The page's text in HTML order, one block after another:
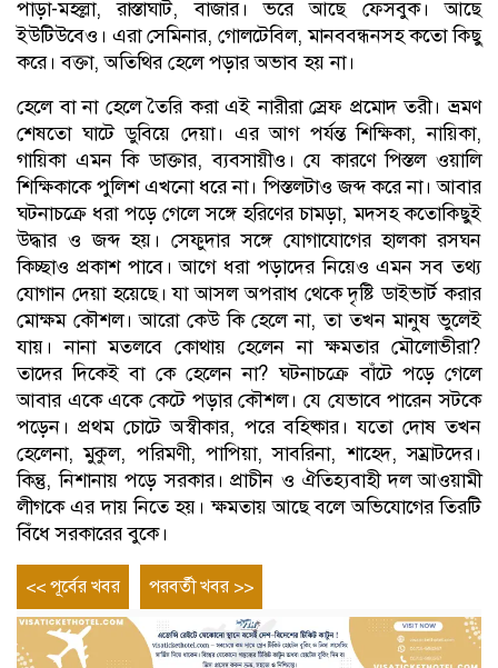
পাড়া-মহল্লা, রাস্তাঘাট, বাজার। ভরে আছে ফেসবুক। আছে
ইউটিউবেও। এরা সেমিনার, গোলটেবিল, মানববন্ধনসহ কতো কিছু
করে। বক্তা, অতিথির হেলে পড়ার অভাব হয় না।
হেলে বা না হেলে তৈরি করা এই নারীরা স্রেফ প্রমোদ তরী। ভ্রমণ
শেষতো ঘাটে ডুবিয়ে দেয়া। এর আগ পর্যন্ত শিক্ষিকা, নায়িকা,
গায়িকা এমন কি ডাক্তার, ব্যবসায়ীও। যে কারণে পিস্তল ওয়ালি
শিক্ষিকাকে পুলিশ এখনো ধরে না। পিস্তলটাও জব্দ করে না। আবার
ঘটনাচক্রে ধরা পড়ে গেলে সঙ্গে হরিণের চামড়া, মদসহ কতোকিছুই
উদ্ধার ও জব্দ হয়। সেফুদার সঙ্গে যোগাযোগের হালকা রসঘন
কিচ্ছাও প্রকাশ পাবে। আগে ধরা পড়াদের নিয়েও এমন সব তথ্য
যোগান দেয়া হয়েছে। যা আসল অপরাধ থেকে দৃষ্টি ডাইভার্ট করার
মোক্ষম কৌশল। আরো কেউ কি হেলে না, তা তখন মানুষ ভুলেই
যায়। নানা মতলবে কোথায় হেলেন না ক্ষমতার মৌলোভীরা?
তাদের দিকেই বা কে হেলেন না? ঘটনাচক্রে বাঁটে পড়ে গেলে
আবার একে একে কেটে পড়ার কৌশল। যে যেভাবে পারেন সটকে
পড়েন। প্রথম চোটে অস্বীকার, পরে বহিষ্কার। যতো দোষ তখন
হেলেনা, মুকুল, পরিমণী, পাপিয়া, সাবরিনা, শাহেদ, সম্রাটদের।
কিন্তু, নিশানায় পড়ে সরকার। প্রাচীন ও ঐতিহ্যবাহী দল আওয়ামী
লীগকে এর দায় নিতে হয়। ক্ষমতায় আছে বলে অভিযোগের তিরটি
বিঁধে সরকারের বুকে।
Post
navigation
<< পূর্বের খবর
Previous
entry
পরবর্তী খবর >>